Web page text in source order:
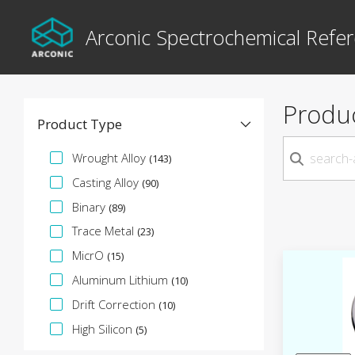
Arconic Spectrochemical
Product Type
Faceta de especificación
Wrought Alloy (143)
Casting Alloy (90)
Binary (89)
Trace Metal (23)
MicrO (15)
Aluminum Lithium (10)
Drift Correction (10)
High Silicon (5)